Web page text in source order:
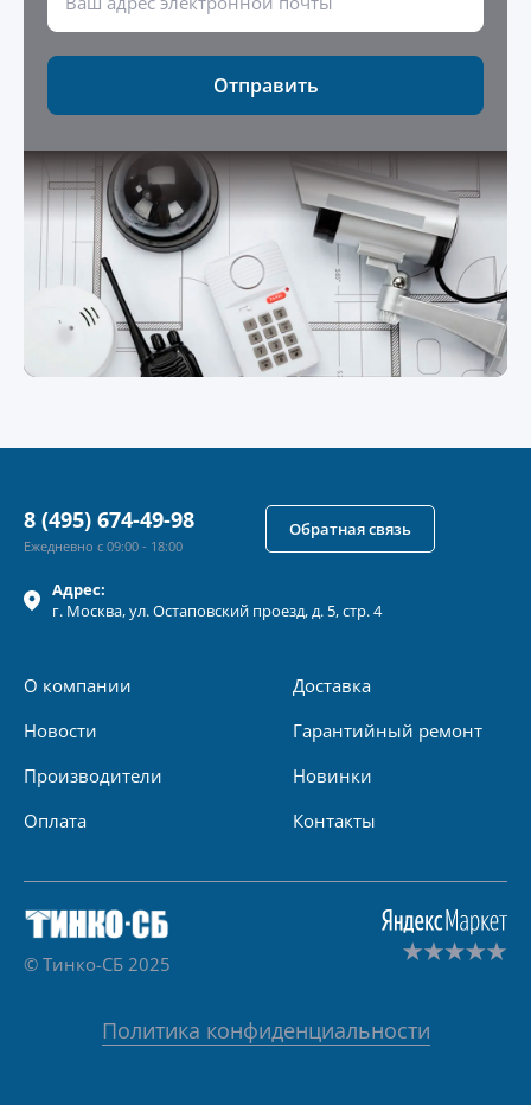
Отправить
Адрес:
г. Москва, ул.Остаповский проезд, д. 5, стр. 4
О компании
Новости
Производители
Оплата
Доставка
Гарантийный ремонт
Новинки
Контакты
8 (495) 674-49-98
Ежедневно с 09:00 - 18:00
Обратная связь
© Тинко-СБ 2025
Политика конфиденциальности